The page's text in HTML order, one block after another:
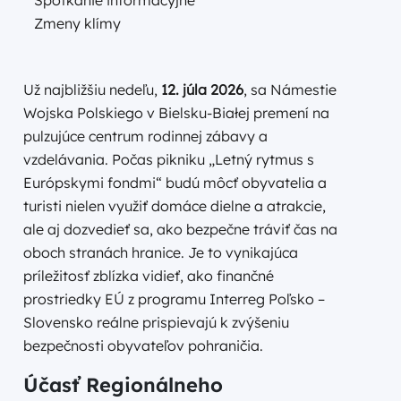
Zmeny klímy
Už najbližšiu nedeľu, 12. júla 2026, sa Námestie
Wojska Polskiego v Bielsku-Białej premení na
pulzujúce centrum rodinnej zábavy a
vzdelávania. Počas pikniku „Letný rytmus s
Európskymi fondmi“ budú môcť obyvatelia a
turisti nielen využiť domáce dielne a atrakcie,
ale aj dozvedieť sa, ako bezpečne tráviť čas na
oboch stranách hranice. Je to vynikajúca
príležitosť zblízka vidieť, ako finančné
prostriedky EÚ z programu Interreg Poľsko –
Slovensko reálne prispievajú k zvýšeniu
bezpečnosti obyvateľov pohraničia.
Účasť Regionálneho